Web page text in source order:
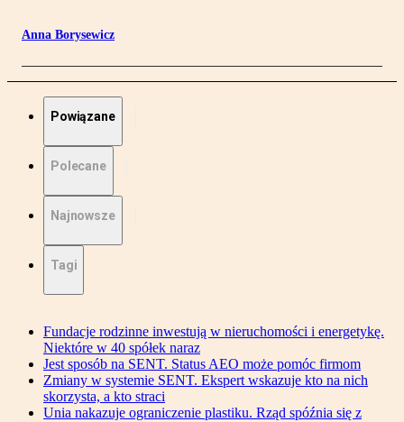
Anna Borysewicz
Powiązane
Polecane
Najnowsze
Tagi
Fundacje rodzinne inwestują w nieruchomości i energetykę.
Niektóre w 40 spółek naraz
Jest sposób na SENT. Status AEO może pomóc firmom
Zmiany w systemie SENT. Ekspert wskazuje kto na nich
skorzysta, a kto straci
Unia nakazuje ograniczenie plastiku. Rząd spóźnia się z